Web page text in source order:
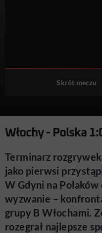
Skrót meczu
Włochy - Polska
Terminarz
jako pierwsi
W Gdyni na Polaków
wyzwanie –
grupy B Włochami.
rozegrał najlepsze